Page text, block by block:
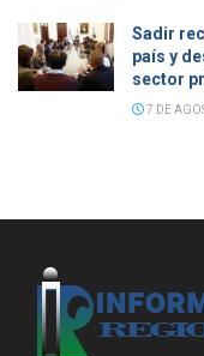
Sadir
país y
sector
7 DE